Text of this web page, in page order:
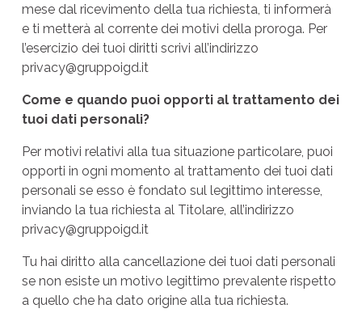
mese dal ricevimento della tua richiesta, ti informerà
e ti metterà al corrente dei motivi della proroga. Per
l’esercizio dei tuoi diritti scrivi all’indirizzo
privacy@gruppoigd.it
Come e quando puoi opporti al trattamento dei
tuoi dati personali?
Per motivi relativi alla tua situazione particolare, puoi
opporti in ogni momento al trattamento dei tuoi dati
personali se esso è fondato sul legittimo interesse,
inviando la tua richiesta al Titolare, all’indirizzo
privacy@gruppoigd.it
Tu hai diritto alla cancellazione dei tuoi dati personali
se non esiste un motivo legittimo prevalente rispetto
a quello che ha dato origine alla tua richiesta.